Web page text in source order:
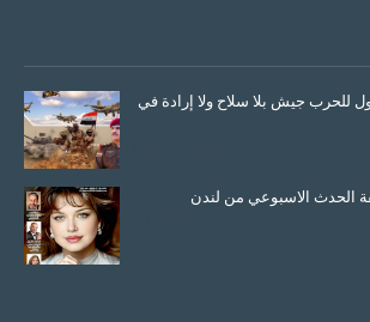
للحرب جيش بلا سلاح ولا إرادة في